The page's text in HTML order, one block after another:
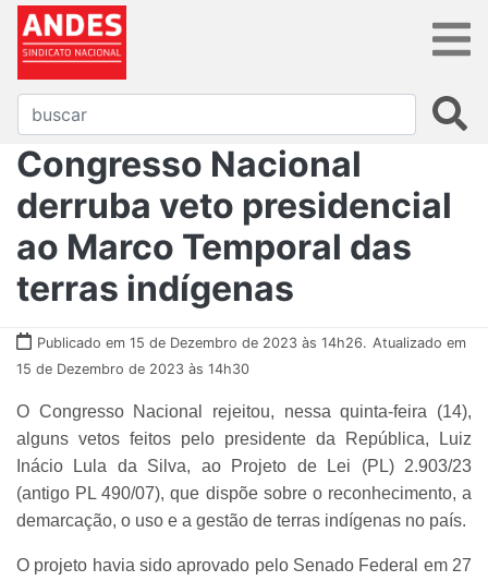
Congresso Nacional
derruba veto presidencial
ao Marco Temporal das
terras indígenas
Publicado em 15 de Dezembro de 2023 às 14h26. Atualizado em
15 de Dezembro de 2023 às 14h30
O Congresso Nacional rejeitou, nessa quinta-feira (14),
alguns vetos feitos pelo presidente da República, Luiz
Inácio Lula da Silva, ao Projeto de Lei (PL) 2.903/23
(antigo PL 490/07), que dispõe sobre o reconhecimento, a
demarcação, o uso e a gestão de terras indígenas no país.
O projeto havia sido aprovado pelo Senado Federal em 27